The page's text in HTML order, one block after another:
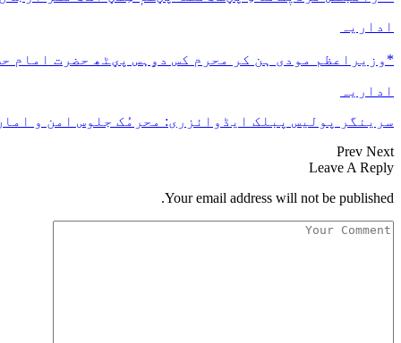
اداریہ
*وزیراعظم مودی ہن کر محرم کس دۄہس پؠٹھ حضرت امام
اداریہ
سرینگر پولیس پبلک ایڈوائزری: محرمُک جلوس امن و
Prev Next
Leave A Reply
Your email address will not be published.